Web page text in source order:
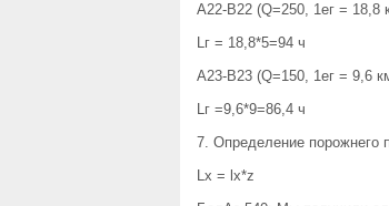
А22-В22 (Q=250, 1ег = 18,8
Lг = 18,8*5=94 ч
А23-В23 (Q=150, 1ег = 9,6
Lг =9,6*9=86,4 ч
7. Определение порожнего
Lх = lx*z